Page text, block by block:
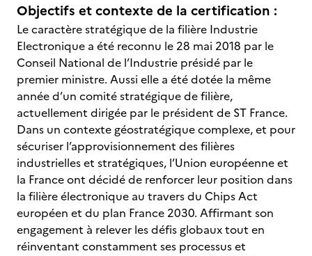
Objectifs et contexte de la certification :
Le caractère stratégique de la filière Industrie
Electronique a été reconnu le 28 mai 2018 par le
Conseil National de l’Industrie présidé par le
premier ministre. Aussi elle a été dotée la même
année d’un comité stratégique de filière,
actuellement dirigée par le président de ST France.
Dans un contexte géostratégique complexe, et pour
sécuriser l’approvisionnement des filières
industrielles et stratégiques, l’Union européenne et
la France ont décidé de renforcer leur position dans
la filière électronique au travers du Chips Act
européen et du plan France 2030. Affirmant son
engagement à relever les défis globaux tout en
réinventant constamment ses processus et